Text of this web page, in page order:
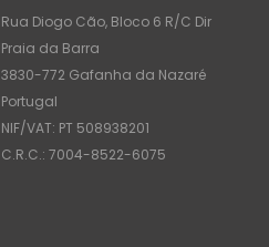
Rua Diogo Cão, Bloco 6 R/C Dir
Praia da Barra
3830-772 Gafanha da Nazaré
Portugal
NIF/VAT: PT 508938201
C.R.C.: 7004-8522-6075